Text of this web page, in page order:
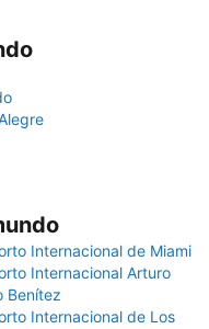
Internacional de Miami
Internacional Arturo
Benítez
Internacional de Los